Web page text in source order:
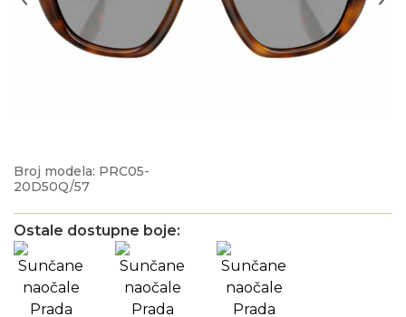
Broj modela: PRC05-
20D50Q/57
Ostale dostupne boje: